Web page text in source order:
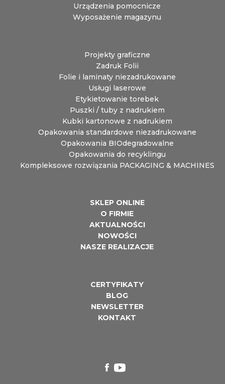
Urządzenia pomocnicze
Wyposażenie magazynu
Projekty graficzne
Zadruk Folii
Folie i laminaty niezadrukowane
Usługi laserowe
Etykietowanie torebek
Puszki / tuby z nadrukiem
Kubki kartonowe z nadrukiem
Opakowania standardowe niezadrukowane
Opakowania BIOdegradowalne
Opakowania do recyklingu
Kompleksowe rozwiązania PACKAGING & MACHINES
SKLEP ONLINE
O FIRMIE
AKTUALNOŚCI
NOWOŚCI
NASZE REALIZACJE
CERTYFIKATY
BLOG
NEWSLETTER
KONTAKT